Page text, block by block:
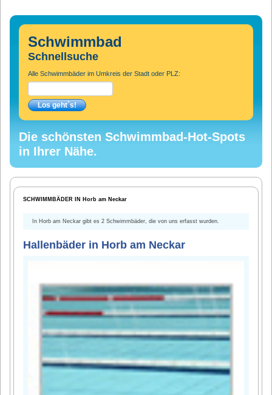
Schwimmbad
Schnellsuche
Alle Schwimmbäder im Umkreis der Stadt oder PLZ:
Die schönsten Schwimmbad-Hot-Spots
in Ihrer Nähe.
SCHWIMMBÄDER IN Horb am Neckar
In Horb am Neckar gibt es 2 Schwimmbäder, die von uns erfasst wurden.
Hallenbäder in Horb am Neckar